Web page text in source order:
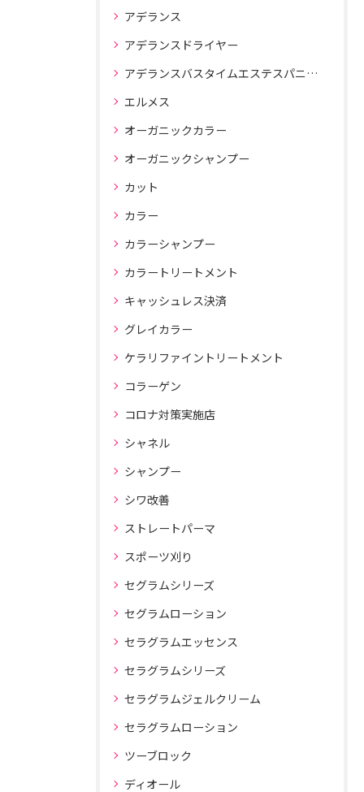
アデランス
アデランスドライヤー
アデランスバスタイムエステスパニスト
エルメス
オーガニックカラー
オーガニックシャンプー
カット
カラー
カラーシャンプー
カラートリートメント
キャッシュレス決済
グレイカラー
ケラリファイントリートメント
コラーゲン
コロナ対策実施店
シャネル
シャンプー
シワ改善
ストレートパーマ
スポーツ刈り
セグラムシリーズ
セグラムローション
セラグラムエッセンス
セラグラムシリーズ
セラグラムジェルクリーム
セラグラムローション
ツーブロック
ディオール